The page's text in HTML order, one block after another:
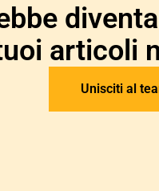
articoli
Unisciti al